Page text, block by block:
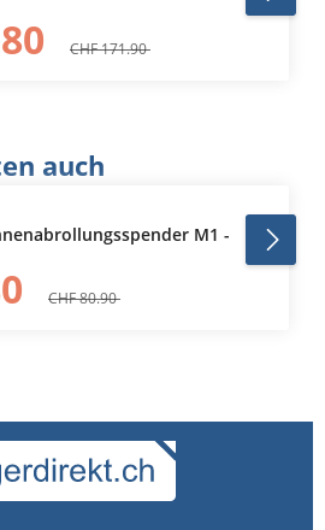
CHF 171.90
auch
M1 -
CHF 80.90